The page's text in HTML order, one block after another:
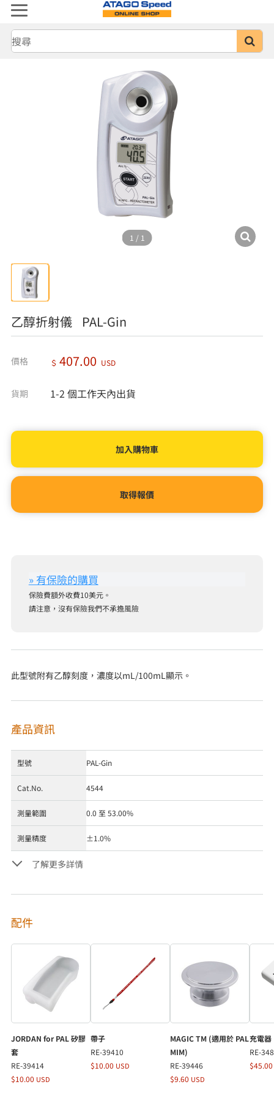
1 / 1
乙醇折射儀 PAL-Gin
價格 ＄ 407.00 USD
貨期 1-2 個工作天內出貨
取得報價
保險費額外收費10美元。
請注意，沒有保險我們不承擔風險
此型號附有乙醇刻度，濃度以mL/100mL顯示。
產品資訊
型號 PAL-Gin
Cat.No. 4544
測量範圍 0.0 至 53.00%
測量精度 ±1.0%
了解更多詳情
配件
JORDAN for PAL 矽膠
套
RE-39414
$10.00 USD
帶子
RE-39410
$10.00 USD
MAGIC TM (適用於 PAL
MIM)
RE-39446
$9.60 USD
充電器
RE-
$45.00